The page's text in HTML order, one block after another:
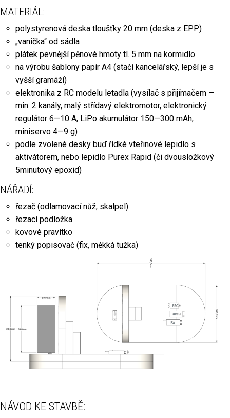
MATERIÁL:
polystyrenová deska tloušťky 20 mm (deska z EPP)
„vanička“ od sádla
plátek pevnější pěnové hmoty tl. 5 mm na kormidlo
na výrobu šablony papír A4 (stačí kancelářský, lepší je s
vyšší gramáží)
elektronika z RC modelu letadla (vysílač s přijímačem —
min. 2 kanály, malý střídavý elektromotor, elektronický
regulátor 6—10 A, LiPo akumulátor 150—300 mAh,
miniservo 4—9 g)
podle zvolené desky buď řídké vteřinové lepidlo s
aktivátorem, nebo lepidlo Purex Rapid (či dvousložkový
5minutový epoxid)
NÁŘADÍ:
řezač (odlamovací nůž, skalpel)
řezací podložka
kovové pravítko
tenký popisovač (fix, měkká tužka)
NÁVOD KE STAVBĚ: